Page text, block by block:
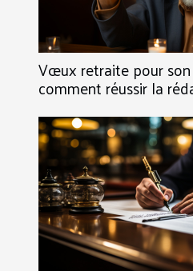
Vœux retraite pour son
comment réussir la